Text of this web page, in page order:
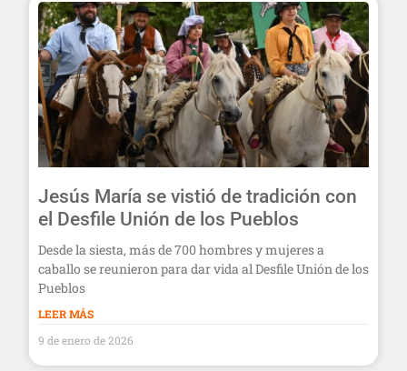
Jesús María se vistió de tradición con
el Desfile Unión de los Pueblos
Desde la siesta, más de 700 hombres y mujeres a
caballo se reunieron para dar vida al Desfile Unión de los
Pueblos
LEER MÁS
9 de enero de 2026